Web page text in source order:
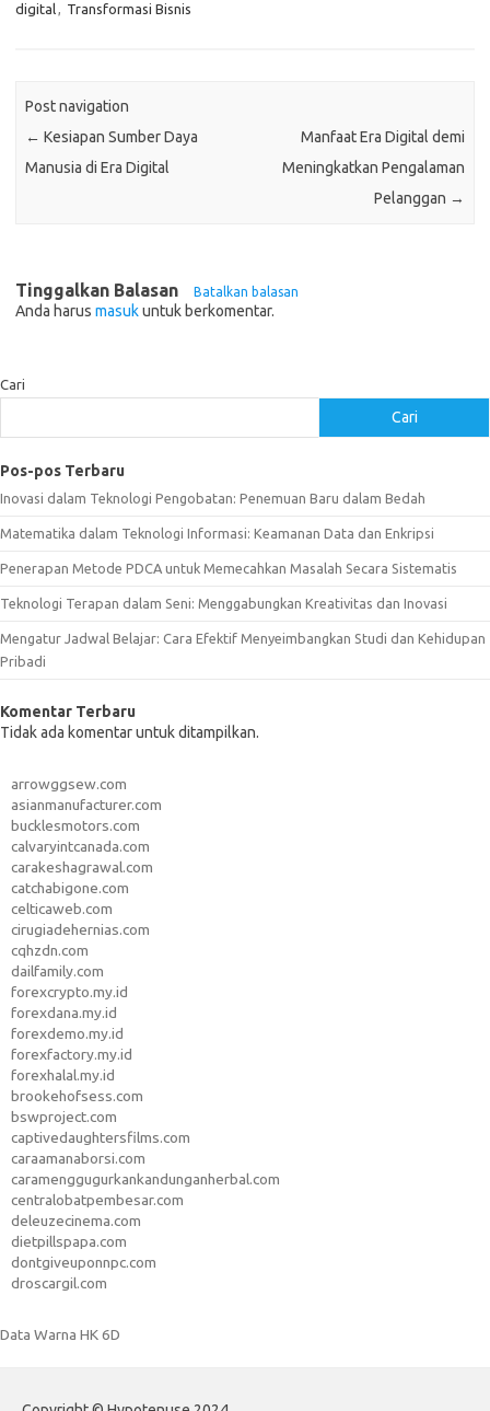
digital, Transformasi Bisnis
Post navigation
← Kesiapan Sumber Daya
Manusia di Era Digital
Manfaat Era Digital demi
Meningkatkan Pengalaman
Pelanggan →
Tinggalkan Balasan Batalkan balasan
Anda harus masukuntuk berkomentar.
Cari
Cari
Pos-pos Terbaru
Inovasi dalam Teknologi Pengobatan: Penemuan Baru dalam Bedah
Matematika dalam Teknologi Informasi: Keamanan Data dan Enkripsi
Penerapan Metode PDCA untuk Memecahkan Masalah Secara Sistematis
Teknologi Terapan dalam Seni: Menggabungkan Kreativitas dan Inovasi
Mengatur Jadwal Belajar: Cara Efektif Menyeimbangkan Studi dan Kehidupan
Pribadi
Komentar Terbaru
Tidak ada komentar untuk ditampilkan.
arrowggsew.com
asianmanufacturer.com
bucklesmotors.com
calvaryintcanada.com
carakeshagrawal.com
catchabigone.com
celticaweb.com
cirugiadehernias.com
cqhzdn.com
dailfamily.com
forexcrypto.my.id
forexdana.my.id
forexdemo.my.id
forexfactory.my.id
forexhalal.my.id
brookehofsess.com
bswproject.com
captivedaughtersfilms.com
caraamanaborsi.com
caramenggugurkankandunganherbal.com
centralobatpembesar.com
deleuzecinema.com
dietpillspapa.com
dontgiveuponnpc.com
droscargil.com
Data Warna HK 6D